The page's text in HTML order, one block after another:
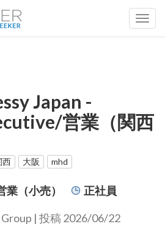
Japan -
営業（関西
西 大阪 mhd
業（小売） 正社員
| 投稿 2026/06/22